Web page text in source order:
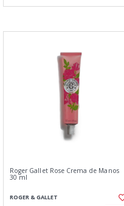
Roger Gallet Rose Crema de Manos
30 ml
ROGER & GALLET